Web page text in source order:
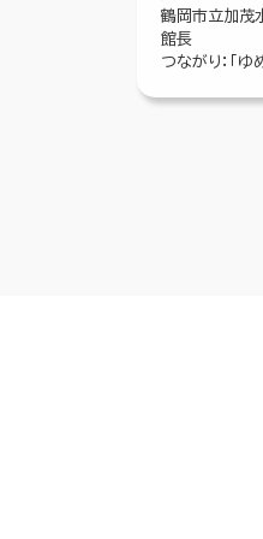
鶴岡市立加茂
館長
つながり：「